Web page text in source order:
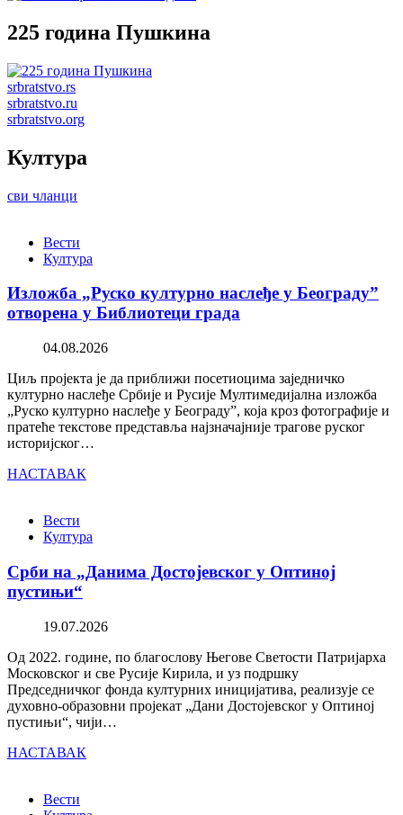
225 година Пушкина
srbratstvo.rs
srbratstvo.ru
srbratstvo.org
Култура
сви чланци
Вести
Култура
Изложба „Руско културно наслеђе у Београду”
отворена у Библиотеци града
04.08.2026
Циљ пројекта је да приближи посетиоцима заједничко
културно наслеђе Србије и Русије Мултимедијална изложба
„Руско културно наслеђе у Београду”, која кроз фотографије и
пратеће текстове представља најзначајније трагове руског
историјског…
НАСТАВАК
Вести
Култура
Срби на „Данима Достојевског у Оптиној
пустињи“
19.07.2026
Од 2022. године, по благослову Његове Светости Патријарха
Московског и све Русије Кирила, и уз подршку
Председничког фонда културних иницијатива, реализује се
духовно-образовни пројекат „Дани Достојевског у Оптиној
пустињи“, чији…
НАСТАВАК
Вести